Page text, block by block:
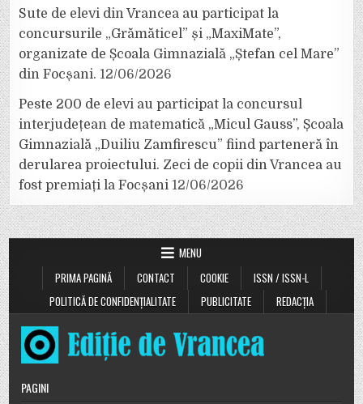
Sute de elevi din Vrancea au participat la
concursurile „Grămăticel” și „MaxiMate”,
organizate de Școala Gimnazială „Ștefan cel Mare”
din Focșani. 12/06/2026
Peste 200 de elevi au participat la concursul
interjudețean de matematică „Micul Gauss”, Școala
Gimnazială „Duiliu Zamfirescu” fiind parteneră în
derularea proiectului. Zeci de copii din Vrancea au
fost premiați la Focșani 12/06/2026
MENU
PRIMA PAGINĂ
CONTACT COOKIE
ISSN / ISSN-L
POLITICĂ DE CONFIDENȚIALITATE
PUBLICITATE REDACȚIA
PAGINI